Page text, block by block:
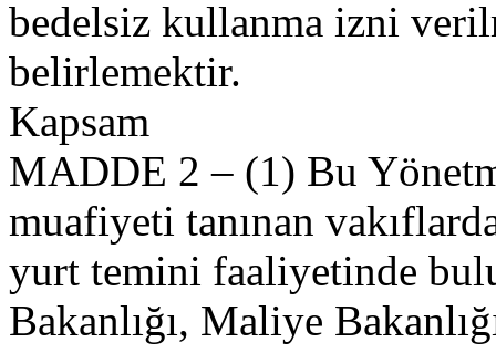
bedelsiz kullanma izni
belirlemektir.
Kapsam
MADDE 2 – (1) Bu
muafiyeti tanınan
yurt temini faaliyetinde
Bakanlığı, Maliye